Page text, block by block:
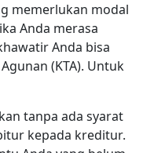
memerlukan modal
Anda merasa
Anda bisa
(KTA). Untuk
tanpa ada syarat
kepada kreditur.